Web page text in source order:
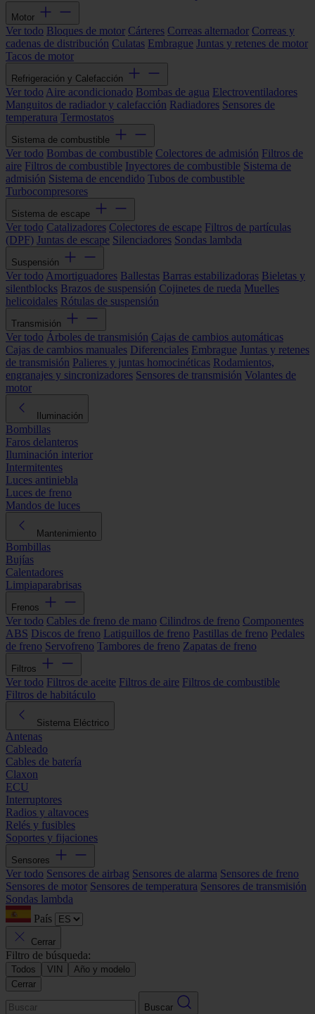
Motor
Ver todo Bloques de motor Cárteres Correas alternador Correas y
cadenas de distribución Culatas Embrague Juntas y retenes de motor
Tacos de motor
Refrigeración y Calefacción
Ver todo Aire acondicionado Bombas de agua Electroventiladores
Manguitos de radiador y calefacción Radiadores Sensores de
temperatura Termostatos
Sistema de combustible
Ver todo Bombas de combustible Colectores de admisión Filtros de
aire Filtros de combustible Inyectores de combustible Sistema de
admisión Sistema de encendido Tubos de combustible
Turbocompresores
Sistema de escape
Ver todo Catalizadores Colectores de escape Filtros de partículas
(DPF) Juntas de escape Silenciadores Sondas lambda
Suspensión
Ver todo Amortiguadores Ballestas Barras estabilizadoras Bieletas y
silentblocks Brazos de suspensión Cojinetes de rueda Muelles
helicoidales Rótulas de suspensión
Transmisión
Ver todo Árboles de transmisión Cajas de cambios automáticas
Cajas de cambios manuales Diferenciales Embrague Juntas y retenes
de transmisión Palieres y juntas homocinéticas Rodamientos,
engranajes y sincronizadores Sensores de transmisión Volantes de
motor
Iluminación
Bombillas
Faros delanteros
Iluminación interior
Intermitentes
Luces antiniebla
Luces de freno
Mandos de luces
Mantenimiento
Bombillas
Bujías
Calentadores
Limpiaparabrisas
Frenos
Ver todo Cables de freno de mano Cilindros de freno Componentes
ABS Discos de freno Latiguillos de freno Pastillas de freno Pedales
de freno Servofreno Tambores de freno Zapatas de freno
Filtros
Ver todo Filtros de aceite Filtros de aire Filtros de combustible
Filtros de habitáculo
Sistema Eléctrico
Antenas
Cableado
Cables de batería
Claxon
ECU
Interruptores
Radios y altavoces
Relés y fusibles
Soportes y fijaciones
Sensores
Ver todo Sensores de airbag Sensores de alarma Sensores de freno
Sensores de motor Sensores de temperatura Sensores de transmisión
Sondas lambda
País
Cerrar
Filtro de búsqueda:
Todos VIN
Año y modelo
Cerrar
Buscar